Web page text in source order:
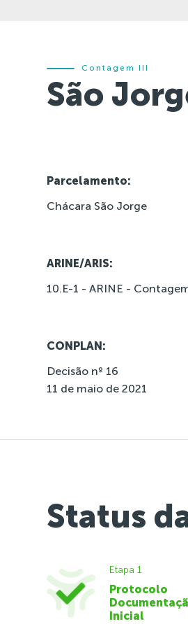
Contagem III
São
Parcelamento:
Chácara São Jorge
ARINE/ARIS:
10.E-1 - ARINE -
CONPLAN:
Decisão nº 16
11 de maio de 2021
Status
Etapa 1
Protocolo
Inicial